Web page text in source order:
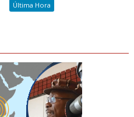
Última Hora